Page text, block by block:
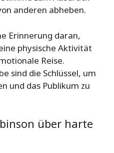
anderen abheben.
Erinnerung daran,
physische Aktivität
Reise.
sind die Schlüssel, um
und das Publikum zu
über harte